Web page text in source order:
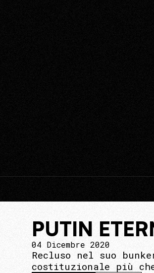
PUTIN
04 Dicembre 2020
Recluso nel suo
costituzionale più